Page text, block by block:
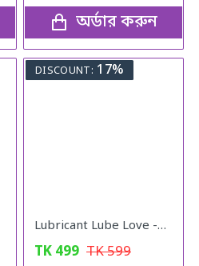
অর্ডার করুন
DISCOUNT: 17%
Lubricant Lube Love -Blueberry Gel
TK 499 TK599